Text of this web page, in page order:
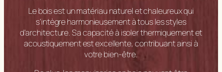
Le bois est un matériau naturel et chaleureux qui
s’intègre harmonieusement à tous les styles
d’architecture. Sa capacité à isoler thermiquement et
acoustiquement est excellente, contribuant ainsi à
votre bien-être.